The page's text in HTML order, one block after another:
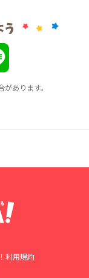
あります。
利用規約